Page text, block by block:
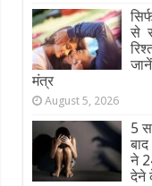
से
मंत्र
August 5, 2026
5
ने
देने